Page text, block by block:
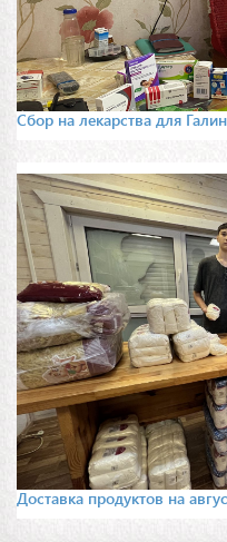
Сбор на лекарства для
Доставка продуктов на